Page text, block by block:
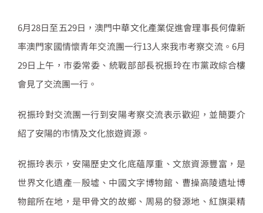
6月28日至五29日，澳門中華文化產業促進會理事長何偉新
率澳門家國情懷青年交流團一行13人來我市考察交流。6月
29日上午，市委常委、統戰部部長祝振玲在市黨政綜合樓
會見了交流團一行。
祝振玲對交流團一行到安陽考察交流表示歡迎，並簡要介
紹了安陽的市情及文化旅遊資源。
祝振玲表示，安陽歷史文化底蘊厚重、文旅資源豐富，是
世界文化遺產—殷墟、中國文字博物館、曹操高陵遺址博
物館所在地，是甲骨文的故鄉、周易的發源地、紅旗渠精